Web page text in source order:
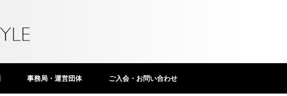
事務局・運営団体 ご入会・お問い合わせ